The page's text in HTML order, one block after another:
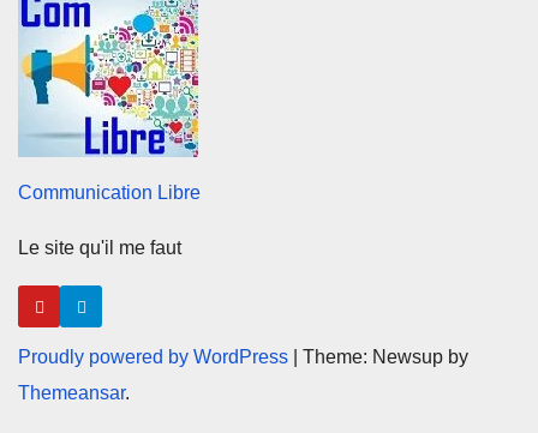
Communication Libre
Le site qu'il me faut
Proudly powered by WordPress
Theme: Newsup by
Themeansar.